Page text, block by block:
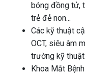
bóng đồng tử,
trẻ đẻ non...
Các kỹ thuật
OCT, siêu âm
trường kỹ thuật
Khoa Mắt